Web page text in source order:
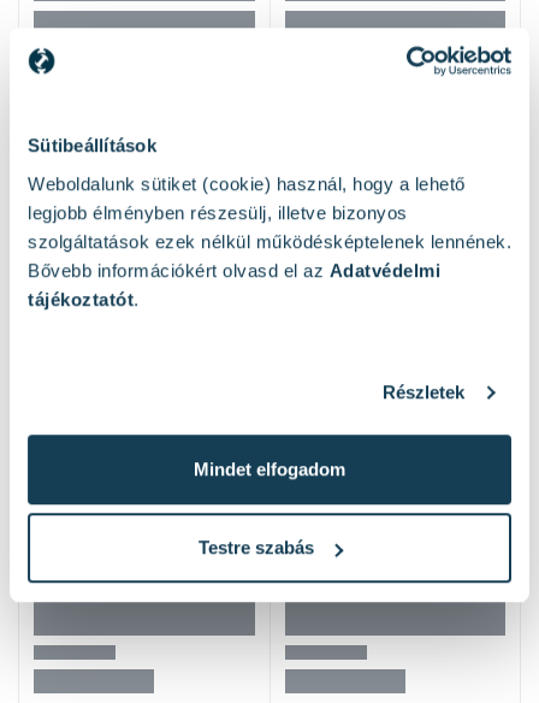
Sütibeállítások
Weboldalunk sütiket (cookie) használ, hogy a lehető
legjobb élményben részesülj, illetve bizonyos
szolgáltatások ezek nélkül működésképtelenek lennének.
Bővebb információkért olvasd el az Adatvédelmi
tájékoztatót.
Részletek
Mindet elfogadom
Testre szabás
Hasonló termékek